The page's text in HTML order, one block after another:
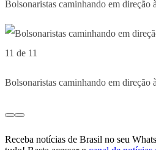
Bolsonaristas caminhando em direção
11 de 11
Bolsonaristas caminhando em direção
Receba notícias de Brasil no seu